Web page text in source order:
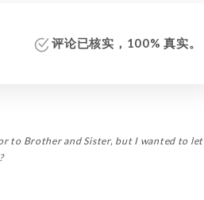
评论已核实，100% 真实。
to Brother and Sister, but I wanted to let